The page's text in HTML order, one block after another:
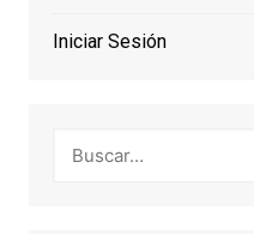
Iniciar Sesión